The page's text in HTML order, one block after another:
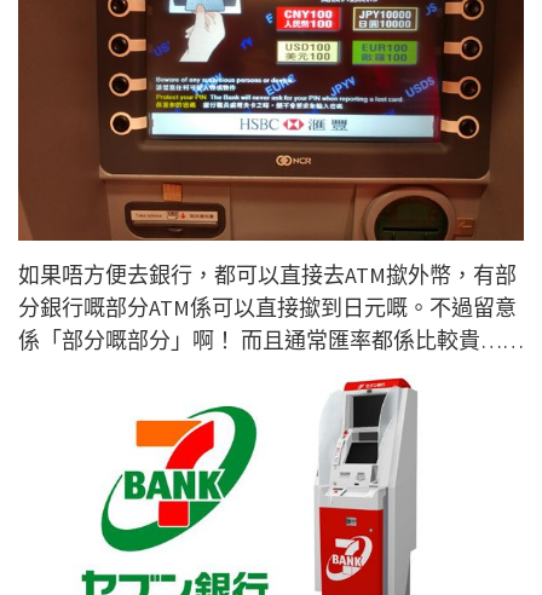
如果唔方便去銀行，都可以直接去ATM撳外幣，有部
分銀行嘅部分ATM係可以直接撳到日元嘅。不過留意
係「部分嘅部分」啊！ 而且通常匯率都係比較貴……